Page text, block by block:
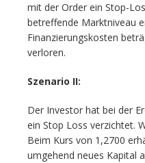
mit der Order ein Stop-
betreffende Marktniveau
Finanzierungskosten
verloren.
Szenario II:
Der Investor hat bei der
ein Stop Loss verzichtet.
Beim Kurs von 1,2700
umgehend neues Kapital